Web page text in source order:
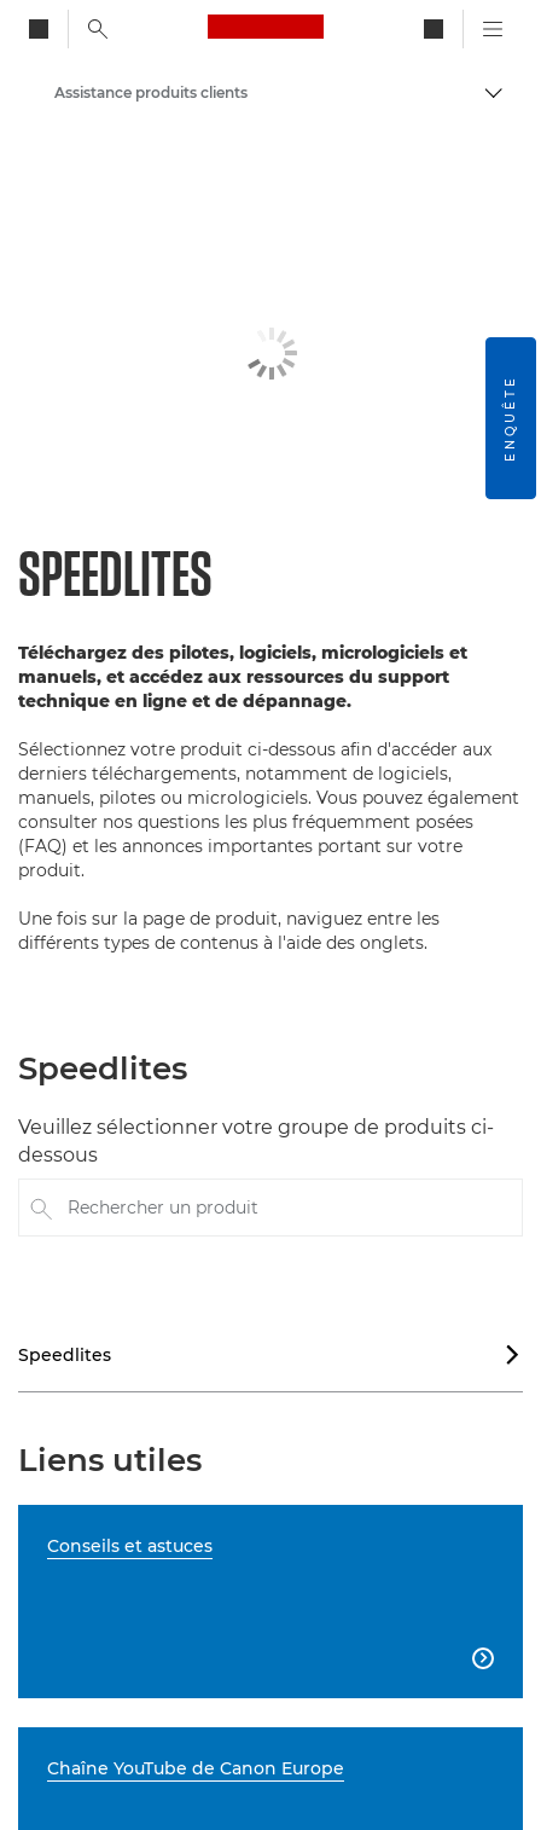
Canon Logo, back to
Assistance produits clients
SPEEDLITES
Téléchargez des pilotes, logiciels, micrologiciels et
manuels, et accédez aux ressources du support
technique en ligne et de dépannage.
Sélectionnez votre produit ci-dessous afin d'accéder aux
derniers téléchargements, notamment de logiciels,
manuels, pilotes ou micrologiciels. Vous pouvez également
consulter nos questions les plus fréquemment posées
(FAQ) et les annonces importantes portant sur votre
produit.
Une fois sur la page de produit, naviguez entre les
différents types de contenus à l'aide des onglets.
Speedlites
Veuillez sélectionner votre groupe de produits ci-
dessous
Rechercher un produit
Speedlites 
Liens utiles
Conseils et astuces

Chaîne YouTube de Canon Europe
ENQUÊTE